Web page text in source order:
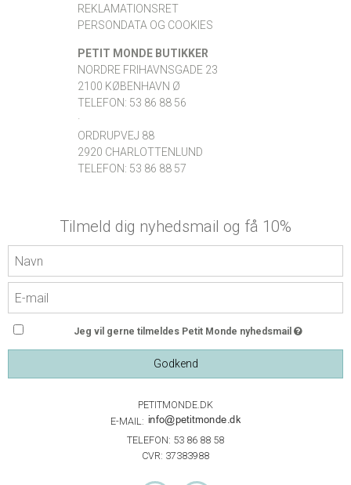
REKLAMATIONSRET
PERSONDATA OG COOKIES
PETIT MONDE BUTIKKER
NORDRE FRIHAVNSGADE 23
2100 KØBENHAVN Ø
TELEFON: 53 86 88 56
·
ORDRUPVEJ 88
2920 CHARLOTTENLUND
TELEFON: 53 86 88 57
Tilmeld dig nyhedsmail og få 10%
Jeg vil gerne tilmeldes Petit Monde nyhedsmail
Godkend
PETITMONDE.DK
E-MAIL:
TELEFON: 53 86 88 58
CVR: 37383988